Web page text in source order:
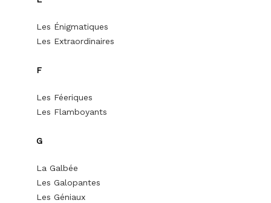
Les Énigmatiques
Les Extraordinaires
F
Les Féeriques
Les Flamboyants
G
La Galbée
Les Galopantes
Les Géniaux